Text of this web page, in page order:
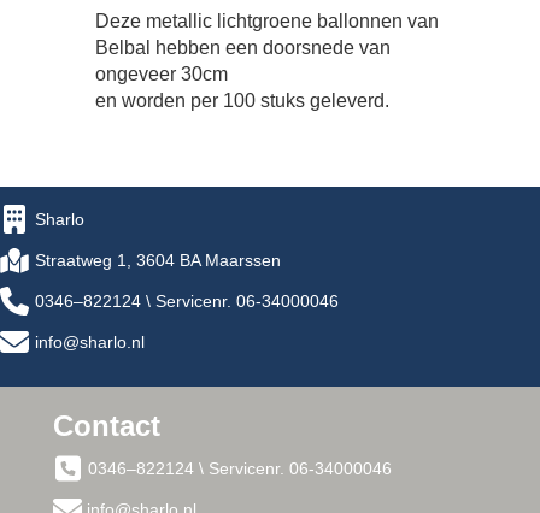
Deze metallic lichtgroene ballonnen van
Belbal hebben een doorsnede van
ongeveer 30cm
en worden per 100 stuks geleverd.
Sharlo
Straatweg 1, 3604 BA Maarssen
0346–822124 \ Servicenr. 06-34000046
info@sharlo.nl
Contact
0346–822124 \ Servicenr. 06-34000046